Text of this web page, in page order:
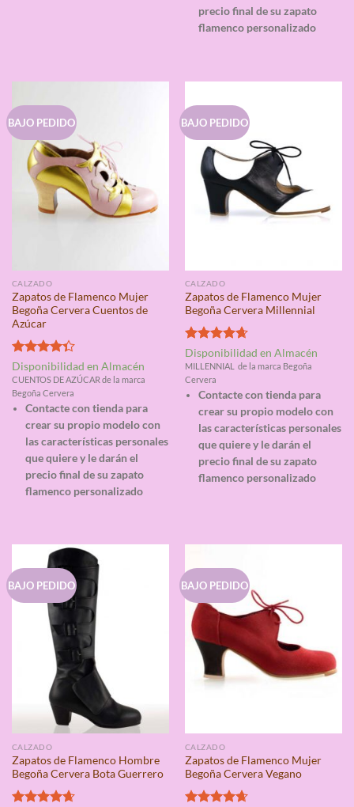
precio final de su zapato
flamenco personalizado
BAJO PEDIDO
CALZADO
Zapatos de Flamenco Mujer
Begoña Cervera Cuentos de
Azúcar
Valorado
con4.33
de 5
Disponibilidad en Almacén
CUENTOS DE AZÚCAR de la marca
Begoña Cervera
Contacte con tienda para
crear su propio modelo con
las características personales
que quiere y le darán el
precio final de su zapato
flamenco personalizado
BAJO PEDIDO
CALZADO
Zapatos de Flamenco Mujer
Begoña Cervera Millennial
Valorado
con4.67
de 5
Disponibilidad en Almacén
MILLENNIAL de la marca Begoña
Cervera
Contacte con tienda para
crear su propio modelo con
las características personales
que quiere y le darán el
precio final de su zapato
flamenco personalizado
BAJO PEDIDO
CALZADO
Zapatos de Flamenco Hombre
Begoña Cervera Bota Guerrero
BAJO PEDIDO
CALZADO
Zapatos de Flamenco Mujer
Begoña Cervera Vegano